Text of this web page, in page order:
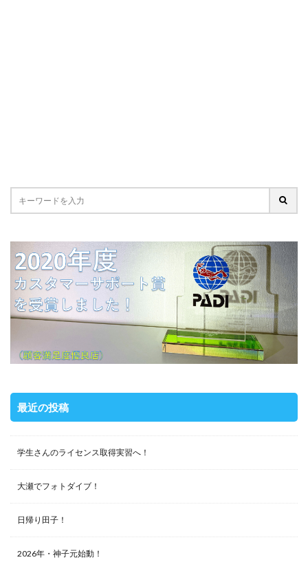
最近の投稿
学生さんのライセンス取得実習へ！
大瀬でフォトダイブ！
日帰り田子！
2026年・神子元始動！